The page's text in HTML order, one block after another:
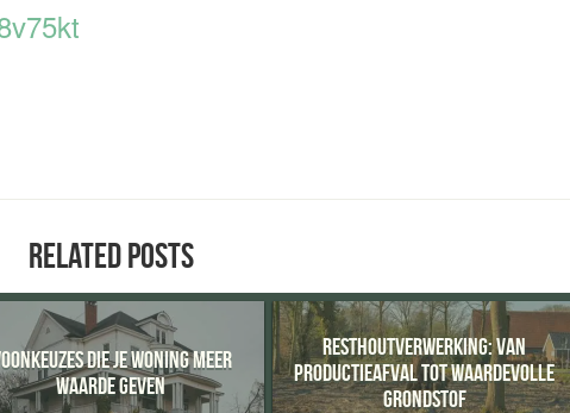
RELATED POSTS
DIE JE WONING MEER
WAARDE GEVEN
RESTHOUTVERWERKING: VAN
PRODUCTIEAFVAL TOT WAARDEVOLLE
GRONDSTOF